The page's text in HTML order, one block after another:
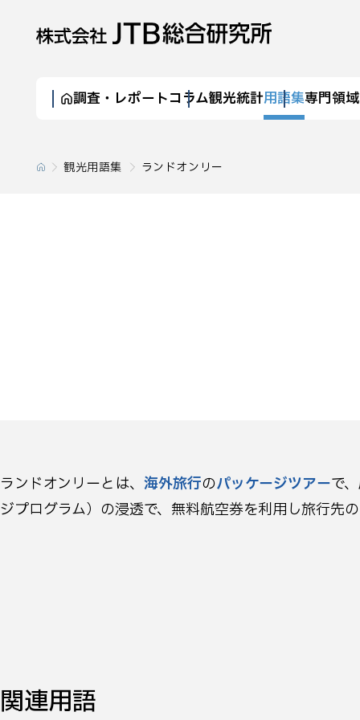
調査・レポートコラム観光統計用語集専門領域
観光用語集 ランドオンリー
ランドオンリーとは、 海外旅行のパッケージツアーで
ジプログラム）の浸透で、無料航空券を利用し旅行先
関連用語